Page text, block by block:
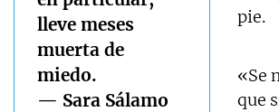
lleve meses
muerta de
miedo.
— Sara Sálamo
pie.
«Se
que